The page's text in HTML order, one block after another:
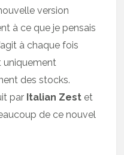
version
à ce que je pensais
à chaque fois
uniquement
des stocks.
par Italian Zest et
de ce nouvel